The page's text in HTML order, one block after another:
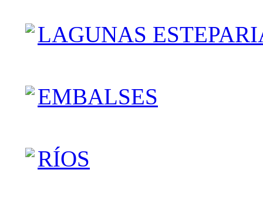
LAGUNAS
EMBALSES
RÍOS